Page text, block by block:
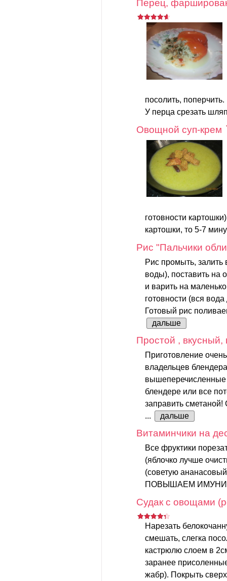
Перец,
посолить, поперчить.
У перца срезать
Овощной суп-крем
готовности
картошки, то 5-7
Рис "Пальчики
Рис промыть, залить
воды), поставить на
и варить на
готовности (вся
Готовый рис
дальше
Простой , вкусный,
Приготовление
владельцев
блендере или все
заправить
...
дальше
Витаминчики на
Все фруктики
(яблочко лучше
(советую
ПОВЫШАЕМ
Судак с овощами
Нарезать
смешать, слегка
кастрюлю слоем в
заранее
жабр). Покрыть